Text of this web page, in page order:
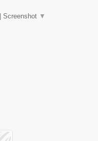
| Screenshot ▼